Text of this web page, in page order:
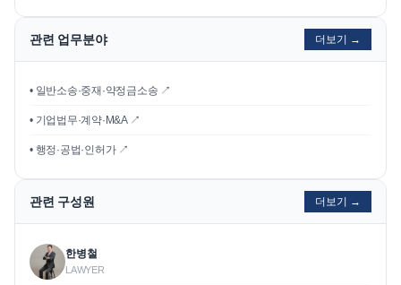
관련 업무분야 더보기 →
• 일반소송·중재·약정금소송 ↗
• 기업법무·계약·M&A ↗
• 행정·공법·인허가 ↗
관련 구성원 더보기 →
한병철
LAWYER